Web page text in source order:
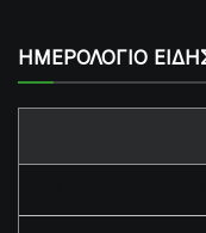
ΗΜΕΡΟΛΟΓΙΟ